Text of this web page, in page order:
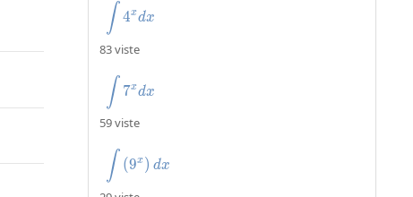
\int4^xdx
∫ 4x dx
83 viste
\int7^xdx
∫ 7x dx
59 viste
\int\left(9^x\right)dx
∫ (9x ) dx